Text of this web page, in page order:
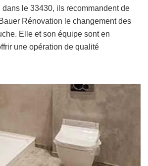
dans le 33430, ils recommandent de
Rénovation le changement des
Elle et son équipe sont en
une opération de qualité